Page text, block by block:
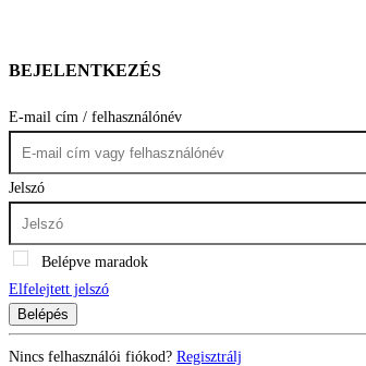
BEJELENTKEZÉS
E-mail cím / felhasználónév
Jelszó
Belépve maradok
Elfelejtett jelszó
Belépés
Nincs felhasználói fiókod? Regisztrálj